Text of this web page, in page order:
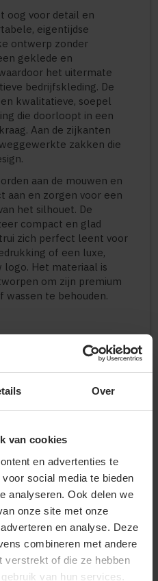
Over
van cookies
en advertenties te
social media te bieden
analyseren. Ook delen we
onze site met onze
en analyse. Deze
combineren met andere
verstrekt of die ze hebben
van hun services.
oog voor detail en
eigentijdse
ontwerp zonder
geklede en
het uitermate
bedrijfskleding. De
kwalitatieve, soepel
die doorloopt in een
Aan de zijkanten
zakken die
aan de mouwen en
aan en zorgen voor een
het silhouet. De
compact en glad
zich perfect leent voor
of een luxe,
logo. Het materiaal is
om zijn premium
wassen te behouden.
consultancy en
events
merchandise voor
van biologisch
polyester met een zachte
capuchon met een
kraag en subtiele
voor een